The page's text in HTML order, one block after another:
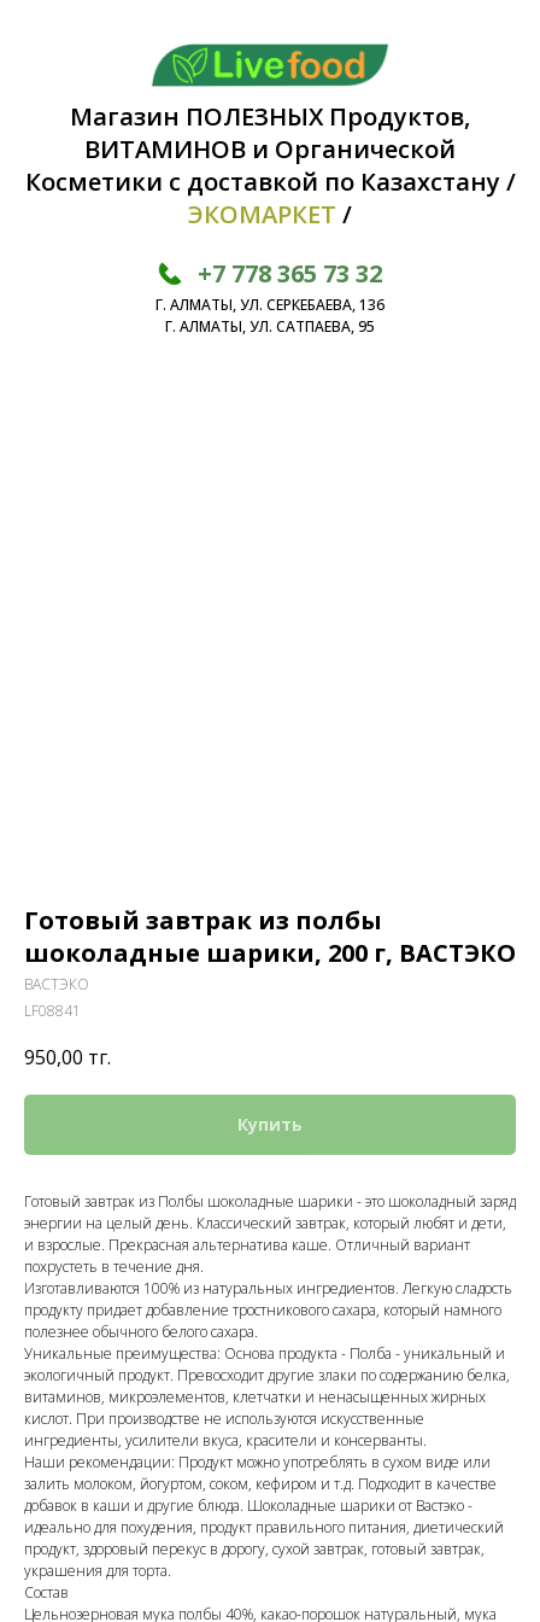
Магазин ПОЛЕЗНЫХ Продуктов,
ВИТАМИНОВ и Органической
Косметики с доставкой по Казахстану /
ЭКОМАРКЕТ /
+7 778 365 73 32
Г. АЛМАТЫ, УЛ. СЕРКЕБАЕВА, 136
Г. АЛМАТЫ, УЛ. САТПАЕВА, 95
Готовый завтрак из полбы
шоколадные шарики, 200 г, ВАСТЭКО
ВАСТЭКО
LF08841
950,00 тг.
Купить
Готовый завтрак из Полбы шоколадные шарики - это шоколадный заряд
энергии на целый день. Классический завтрак, который любят и дети,
и взрослые. Прекрасная альтернатива каше. Отличный вариант
похрустеть в течение дня.
Изготавливаются 100% из натуральных ингредиентов. Легкую сладость
продукту придает добавление тростникового сахара, который намного
полезнее обычного белого сахара.
Уникальные преимущества: Основа продукта - Полба - уникальный и
экологичный продукт. Превосходит другие злаки по содержанию белка,
витаминов, микроэлементов, клетчатки и ненасыщенных жирных
кислот. При производстве не используются искусственные
ингредиенты, усилители вкуса, красители и консерванты.
Наши рекомендации: Продукт можно употреблять в сухом виде или
залить молоком, йогуртом, соком, кефиром и т.д. Подходит в качестве
добавок в каши и другие блюда. Шоколадные шарики от Вастэко -
идеально для похудения, продукт правильного питания, диетический
продукт, здоровый перекус в дорогу, сухой завтрак, готовый завтрак,
украшения для торта.
Состав
Цельнозерновая мука полбы 40%, какао-порошок натуральный, мука